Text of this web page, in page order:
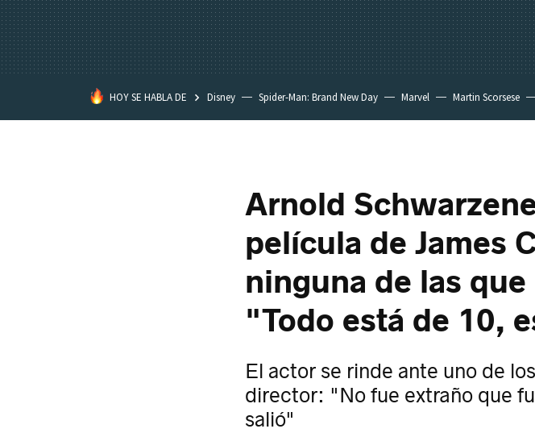
HOY SE HABLA DE Disney Spider-Man: Brand New Day Marvel Martin Scorsese
Arnold
película de James
ninguna de las
"Todo está de 10,
El actor se rinde ante uno de
director: "No fue extraño que
salió"